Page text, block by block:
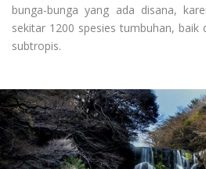
bunga-bunga yang ada disana,
sekitar 1200 spesies tumbuhan, baik
subtropis.